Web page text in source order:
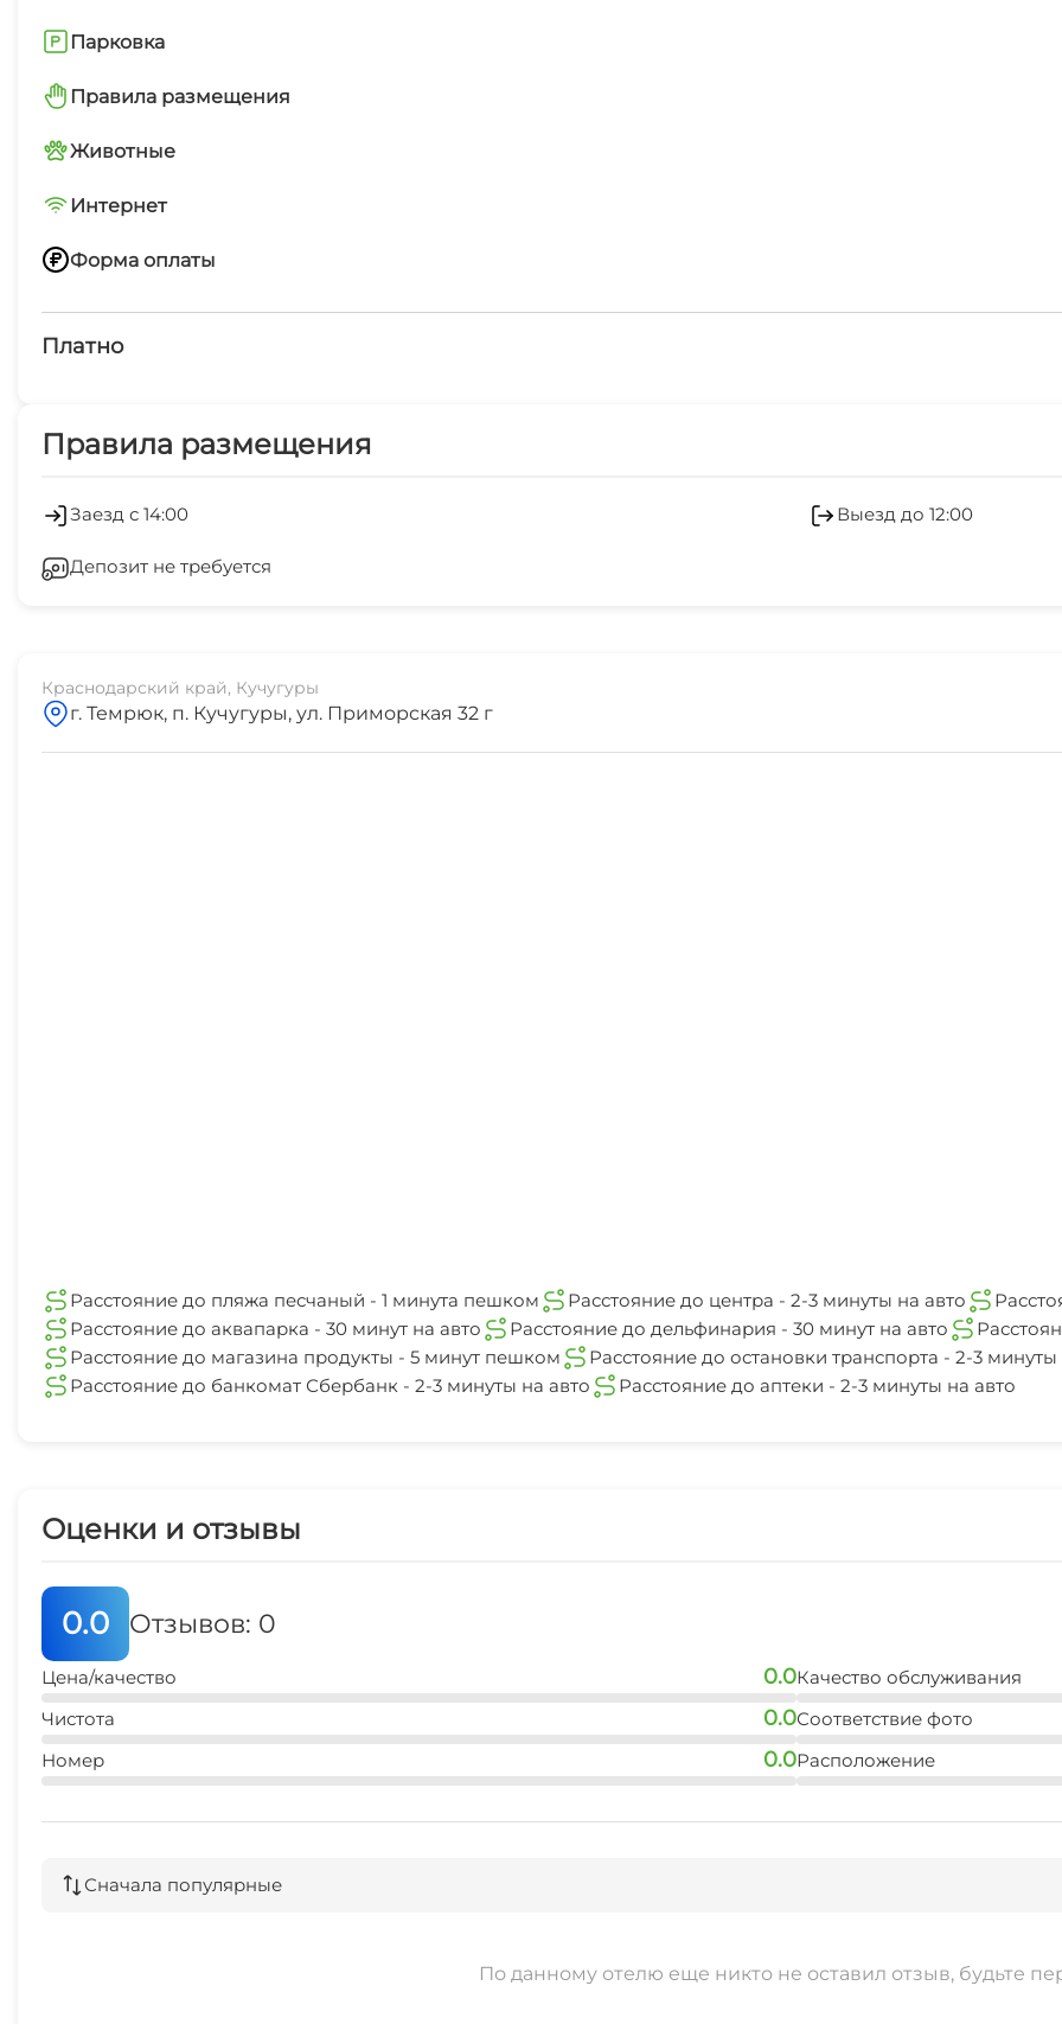
Детская площадка
Парковка
Парковка перед отелем
Правила размещения
Запрещено курить в номерах
Животные
Без животных
Интернет
Бесплатный WiFi
Форма оплаты
Переводом по номеру телефона Наличные
Платно
Трансфер
Правила размещения
Заезд с 14:00 Выезд до 12:00
Депозит не требуется
Краснодарский край, Кучугуры
г. Темрюк, п. Кучугуры, ул. Приморская 32 г
Расстояние до пляжа песчаный - 1 минута пешком Расстояние до центра - 2-3 минуты на авто
Расстояние до аквапарка - 30 минут на авто
Расстояние до дельфинария - 30 минут на авто
Расстояние до магазина продукты - 5 минут пешком
Расстояние до остановки транспорта - 2-3 минуты
Расстояние до банкомат Сбербанк - 2-3 минуты на авто
Расстояние до аптеки - 2-3 минуты на авто
Оценки и отзывы
0.0 Отзывов: 0
Цена/качество 0.0
Чистота 0.0
Номер 0.0
Качество обслуживания
Соответствие фото
Расположение
Сначала популярные
По данному отелю еще никто не оставил отзыв, будьте